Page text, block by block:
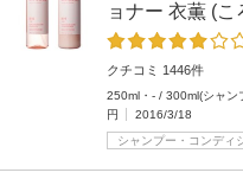
ョナー 衣薫 (
クチコミ 1446件
250ml・- / 300ml(シャ
円
2016/3/18
シャンプー・コンディ